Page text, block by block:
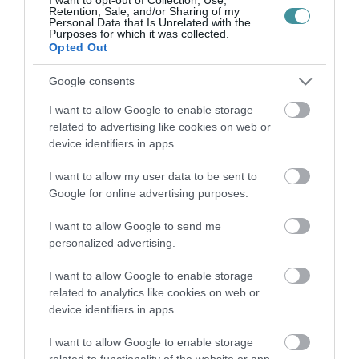
Retention, Sale, and/or Sharing of my
Personal Data that Is Unrelated with the
Purposes for which it was collected.
Opted Out
Google consents
I want to allow Google to enable storage
related to advertising like cookies on web or
device identifiers in apps.
I want to allow my user data to be sent to
Google for online advertising purposes.
I want to allow Google to send me
personalized advertising.
I want to allow Google to enable storage
related to analytics like cookies on web or
device identifiers in apps.
I want to allow Google to enable storage
hasonló, elhamarkodott kijelentésektől”. (Ez a
mondat egyébként még biztató is lehet, mert
ez azt is jelenti, hogy az egri Fidesz szekerét
olcsó, átlátszó és már olykor tudatosan hazug
TV Egert is felszólította, legyenek már az egri
adófizetők pénzéből tisztességes közszolgálati
televízió, és nem olyan, amely mindenben a
városvezetés és a helyi Fidesz kéréseinek
rendeli alá a hírszolgáltatását.)
A közlemény második felében érdemi
információkat is kapunk, és mivel itt nem az
elvtelen polgármesteri sárdobálásról van szó,